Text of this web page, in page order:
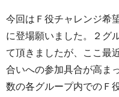
今回はＦ役チャレンジ希
に登場願いました。２グ
て頂きましたが、ここ最
合いへの参加具合が高ま
数の各グループ内でのＦ